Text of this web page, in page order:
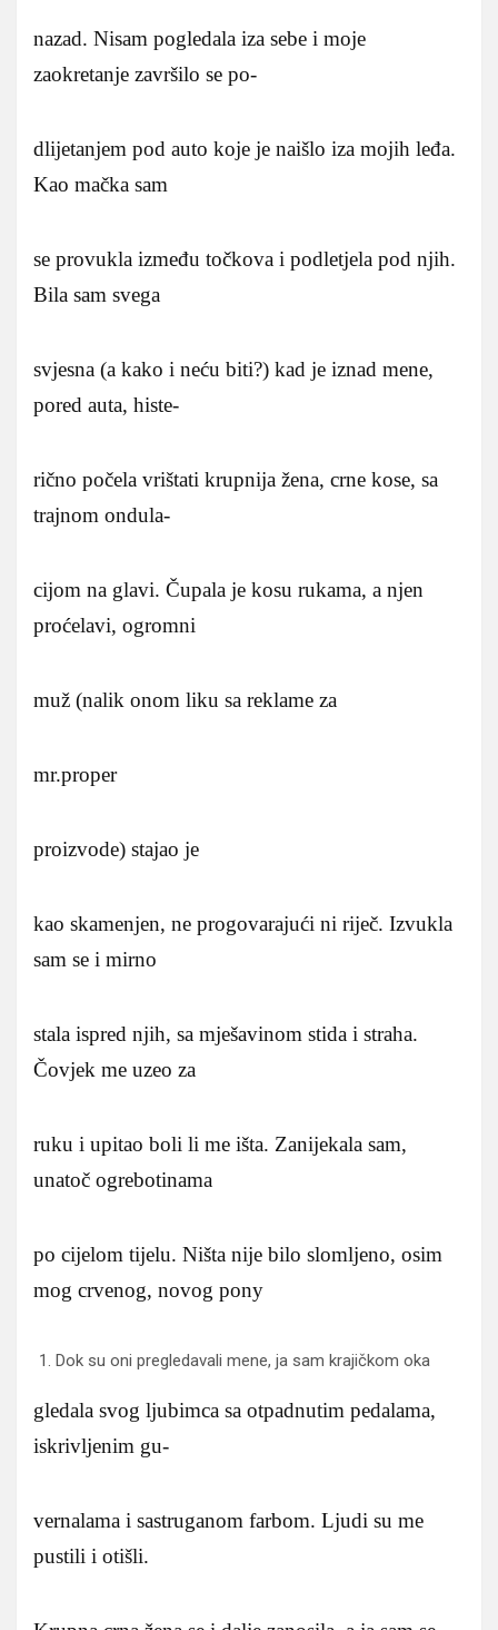
nazad. Nisam pogledala iza sebe i moje
zaokretanje završilo se po-
dlijetanjem pod auto koje je naišlo iza mojih leđa.
Kao mačka sam
se provukla između točkova i podletjela pod njih.
Bila sam svega
svjesna (a kako i neću biti?) kad je iznad mene,
pored auta, histe-
rično počela vrištati krupnija žena, crne kose, sa
trajnom ondula-
cijom na glavi. Čupala je kosu rukama, a njen
proćelavi, ogromni
muž (nalik onom liku sa reklame za
mr.proper
proizvode) stajao je
kao skamenjen, ne progovarajući ni riječ. Izvukla
sam se i mirno
stala ispred njih, sa mješavinom stida i straha.
Čovjek me uzeo za
ruku i upitao boli li me išta. Zanijekala sam,
unatoč ogrebotinama
po cijelom tijelu. Ništa nije bilo slomljeno, osim
mog crvenog, novog pony
Dok su oni pregledavali mene, ja sam krajičkom oka
gledala svog ljubimca sa otpadnutim pedalama,
iskrivljenim gu-
vernalama i sastruganom farbom. Ljudi su me
pustili i otišli.